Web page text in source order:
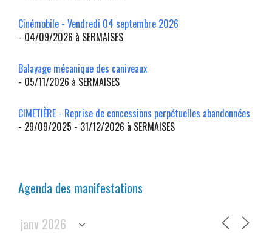
Cinémobile - Vendredi 04 septembre 2026
- 04/09/2026 à SERMAISES
Balayage mécanique des caniveaux
- 05/11/2026 à SERMAISES
CIMETIÈRE - Reprise de concessions perpétuelles abandonnées
- 29/09/2025 - 31/12/2026 à SERMAISES
Agenda des manifestations